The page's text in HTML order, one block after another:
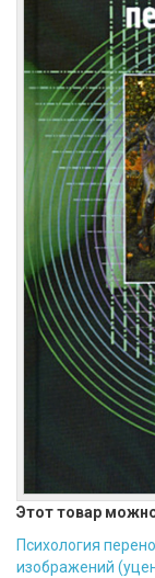
Этот товар
Психология
изображений